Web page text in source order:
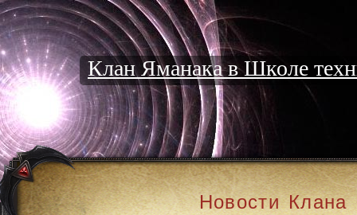
Клан Яманака в Школе
Новости Клана